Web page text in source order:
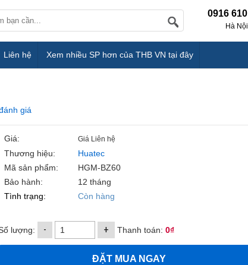
0916
Hà Nội
Liên hệ Xem nhiều SP hơn của THB VN tại đây
giá
Giá: Giá Liên hệ
Thương hiệu:
Huatec
Mã sản phẩm:
HGM-BZ60
Bảo hành:
12 tháng
Tình trạng:
Còn hàng
lượng: - + Thanh toán: 0₫
ĐẶT MUA NGAY